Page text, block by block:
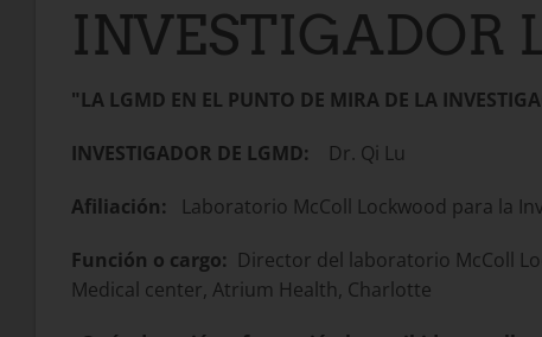
INVESTIGADOR
"LA LGMD EN EL PUNTO DE MIRA DE LA
INVESTIGADOR DE LGMD: Dr. Qi Lu
Afiliación: Laboratorio McColl Lockwood para la
Función o cargo: Director del laboratorio McColl
Medical center, Atrium Health, Charlotte